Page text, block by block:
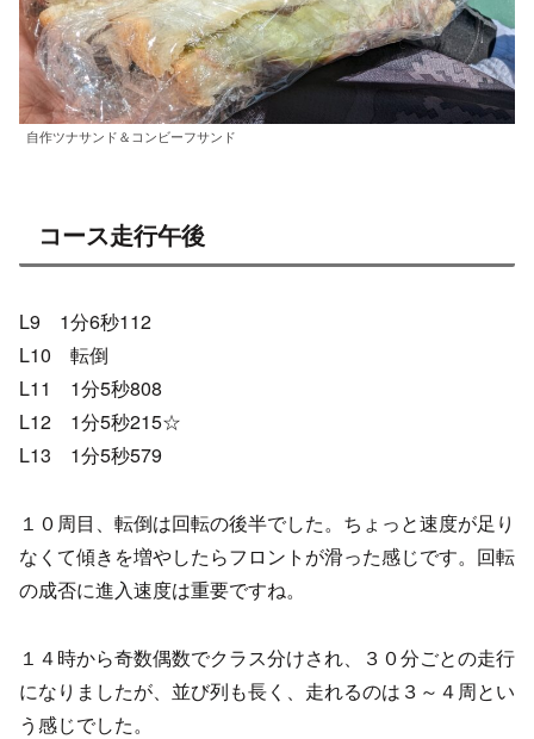
自作ツナサンド＆コンビーフサンド
コース走行午後
L9 1分6秒112
L10 転倒
L11 1分5秒808
L12 1分5秒215☆
L13 1分5秒579
１０周目、転倒は回転の後半でした。ちょっと速度が足り
なくて傾きを増やしたらフロントが滑った感じです。回転
の成否に進入速度は重要ですね。
１４時から奇数偶数でクラス分けされ、３０分ごとの走行
になりましたが、並び列も長く、走れるのは３～４周とい
う感じでした。